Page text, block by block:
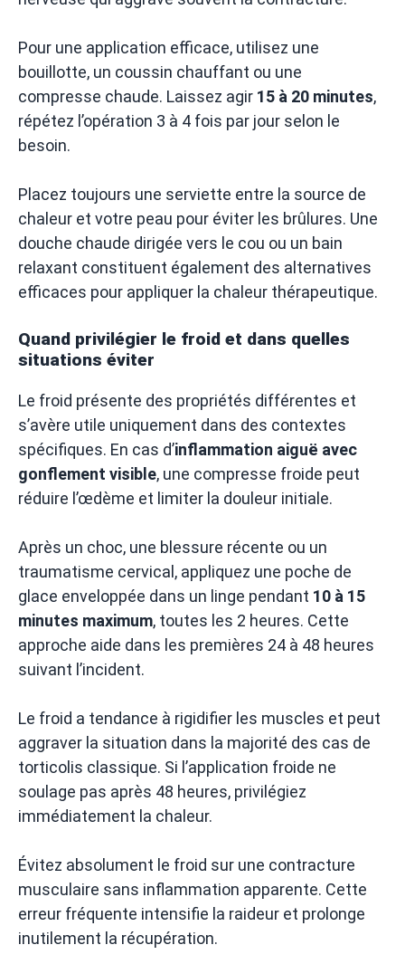
Pour une application efficace, utilisez une
bouillotte, un coussin chauffant ou une
compresse chaude. Laissez agir 15 à 20 minutes,
répétez l’opération 3 à 4 fois par jour selon le
besoin.
Placez toujours une serviette entre la source de
chaleur et votre peau pour éviter les brûlures. Une
douche chaude dirigée vers le cou ou un bain
relaxant constituent également des alternatives
efficaces pour appliquer la chaleur thérapeutique.
Quand privilégier le froid et dans quelles
situations éviter
Le froid présente des propriétés différentes et
s’avère utile uniquement dans des contextes
spécifiques. En cas d’inflammation aiguë avec
gonflement visible, une compresse froide peut
réduire l’œdème et limiter la douleur initiale.
Après un choc, une blessure récente ou un
traumatisme cervical, appliquez une poche de
glace enveloppée dans un linge pendant 10 à 15
minutes maximum, toutes les 2 heures. Cette
approche aide dans les premières 24 à 48 heures
suivant l’incident.
Le froid a tendance à rigidifier les muscles et peut
aggraver la situation dans la majorité des cas de
torticolis classique. Si l’application froide ne
soulage pas après 48 heures, privilégiez
immédiatement la chaleur.
Évitez absolument le froid sur une contracture
musculaire sans inflammation apparente. Cette
erreur fréquente intensifie la raideur et prolonge
inutilement la récupération.